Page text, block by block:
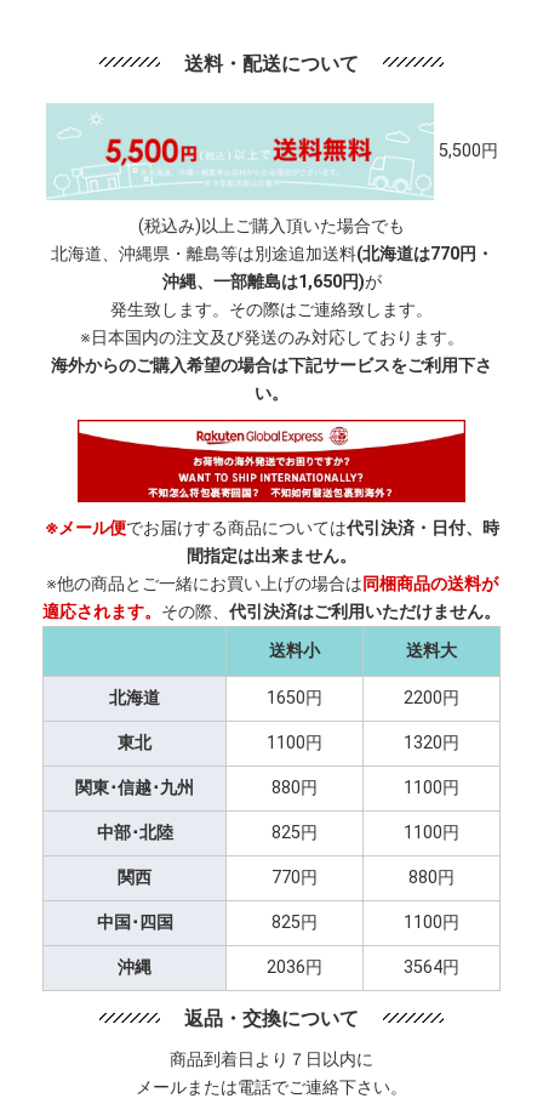
送料・配送について
5,500円
(税込み)以上ご購入頂いた場合でも
北海道、沖縄県・離島等は別途追加送料(北海道は770円・
沖縄、一部離島は1,650円)が
発生致します。その際はご連絡致します。
※日本国内の注文及び発送のみ対応しております。
海外からのご購入希望の場合は下記サービスをご利用下さ
い。
※メール便でお届けする商品については代引決済・日付、時
間指定は出来ません。
※他の商品とご一緒にお買い上げの場合は同梱商品の送料が
適応されます。 その際、 代引決済はご利用いただけません。
送料小
送料大
北海道 1650円 2200円
東北 1100円 1320円
関東･信越･九州 880円 1100円
中部･北陸 825円 1100円
関西 770円 880円
中国･四国 825円 1100円
沖縄 2036円 3564円
返品・交換について
商品到着日より７日以内に
メールまたは電話でご連絡下さい。